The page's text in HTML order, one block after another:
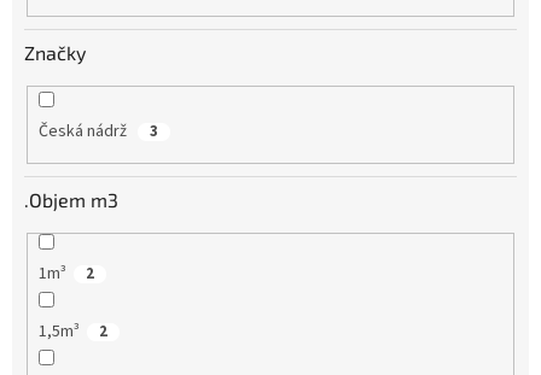
Značky
Česká nádrž 3
.Objem m3
1m³ 2
1,5m³ 2